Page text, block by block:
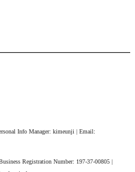
Info Manager: kimeunji | Email:
Registration Number: 197-37-00805